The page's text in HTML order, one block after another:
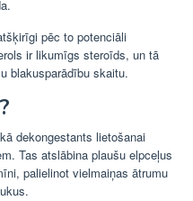
pēc to potenciāli
ir likumīgs steroīds, un tā
blakusparādību skaitu.
dekongestants lietošanai
Tas atslābina plaušu elpceļus
palielinot vielmaiņas ātrumu